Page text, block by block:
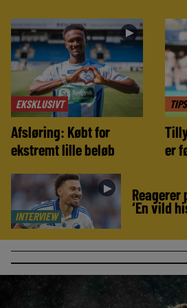
EKSKLUSIVT
►
Afsløring: Købt for
ekstremt lille beløb
er
INTERVIEW
► Reagerer
‘En vild